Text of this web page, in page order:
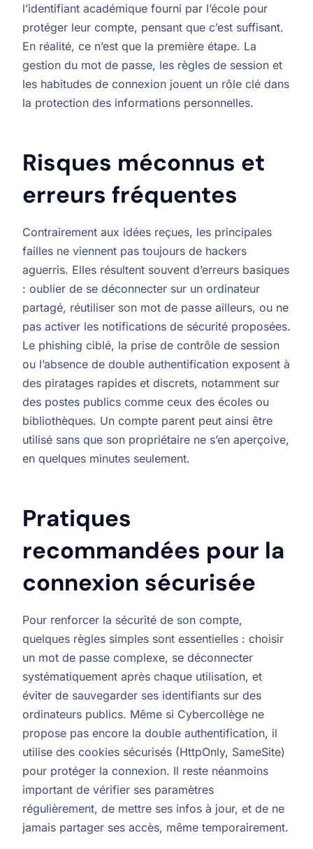
l’identifiant académique fourni par l’école pour
protéger leur compte, pensant que c’est suffisant.
En réalité, ce n’est que la première étape. La
gestion du mot de passe, les règles de session et
les habitudes de connexion jouent un rôle clé dans
la protection des informations personnelles.
Risques méconnus et
erreurs fréquentes
Contrairement aux idées reçues, les principales
failles ne viennent pas toujours de hackers
aguerris. Elles résultent souvent d’erreurs basiques
: oublier de se déconnecter sur un ordinateur
partagé, réutiliser son mot de passe ailleurs, ou ne
pas activer les notifications de sécurité proposées.
Le phishing ciblé, la prise de contrôle de session
ou l’absence de double authentification exposent à
des piratages rapides et discrets, notamment sur
des postes publics comme ceux des écoles ou
bibliothèques. Un compte parent peut ainsi être
utilisé sans que son propriétaire ne s’en aperçoive,
en quelques minutes seulement.
Pratiques
recommandées pour la
connexion sécurisée
Pour renforcer la sécurité de son compte,
quelques règles simples sont essentielles : choisir
un mot de passe complexe, se déconnecter
systématiquement après chaque utilisation, et
éviter de sauvegarder ses identifiants sur des
ordinateurs publics. Même si Cybercollège ne
propose pas encore la double authentification, il
utilise des cookies sécurisés (HttpOnly, SameSite)
pour protéger la connexion. Il reste néanmoins
important de vérifier ses paramètres
régulièrement, de mettre ses infos à jour, et de ne
jamais partager ses accès, même temporairement.